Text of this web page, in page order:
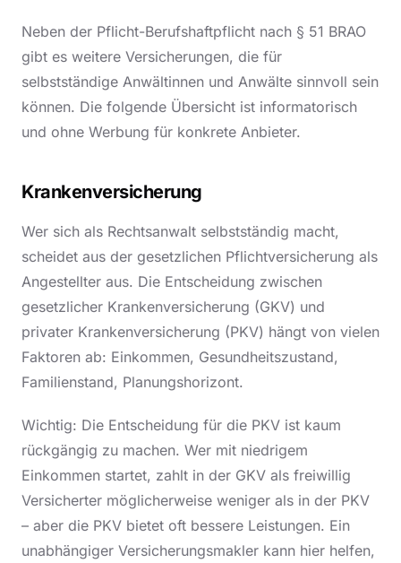
Neben der Pflicht-Berufshaftpflicht nach § 51 BRAO
gibt es weitere Versicherungen, die für
selbstständige Anwältinnen und Anwälte sinnvoll sein
können. Die folgende Übersicht ist informatorisch
und ohne Werbung für konkrete Anbieter.
Krankenversicherung
Wer sich als Rechtsanwalt selbstständig macht,
scheidet aus der gesetzlichen Pflichtversicherung als
Angestellter aus. Die Entscheidung zwischen
gesetzlicher Krankenversicherung (GKV) und
privater Krankenversicherung (PKV) hängt von vielen
Faktoren ab: Einkommen, Gesundheitszustand,
Familienstand, Planungshorizont.
Wichtig: Die Entscheidung für die PKV ist kaum
rückgängig zu machen. Wer mit niedrigem
Einkommen startet, zahlt in der GKV als freiwillig
Versicherter möglicherweise weniger als in der PKV
– aber die PKV bietet oft bessere Leistungen. Ein
unabhängiger Versicherungsmakler kann hier helfen,